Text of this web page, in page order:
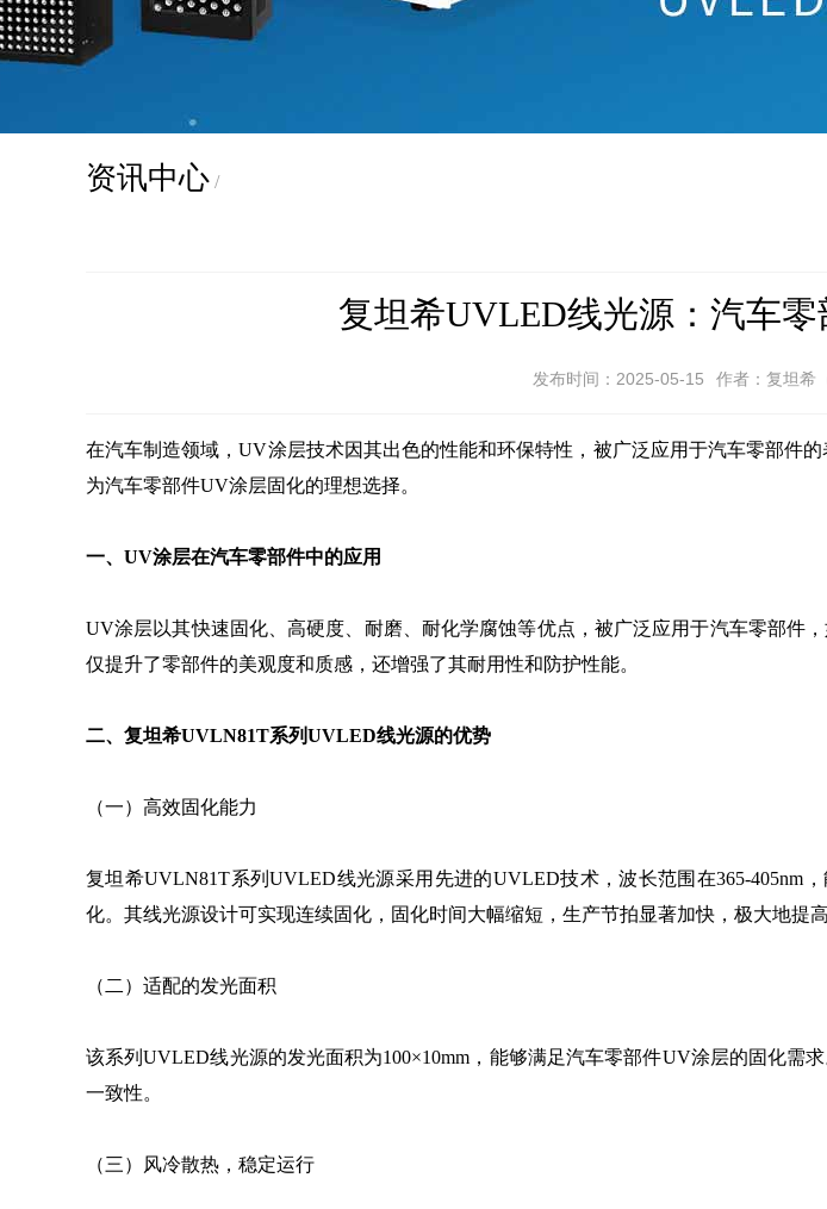
资讯中心 /
复坦希UVLED线光源：汽车
发布时间：2025-05-15 作者：复坦希
在汽车制造领域，UV涂层技术因其出色的性能和环保特性，被广泛应用于汽车零部件
为汽车零部件UV涂层固化的理想选择。
一、UV涂层在汽车零部件中的应用
UV涂层以其快速固化、高硬度、耐磨、耐化学腐蚀等优点，被广泛应用于汽车零部件
仅提升了零部件的美观度和质感，还增强了其耐用性和防护性能。
二、复坦希UVLN81T系列UVLED线光源的优势
（一）高效固化能力
复坦希UVLN81T系列UVLED线光源采用先进的UVLED技术，波长范围在365-405nm
化。其线光源设计可实现连续固化，固化时间大幅缩短，生产节拍显著加快，极大地提高
（二）适配的发光面积
该系列UVLED线光源的发光面积为100×10mm，能够满足汽车零部件UV涂层的固化
一致性。
（三）风冷散热，稳定运行